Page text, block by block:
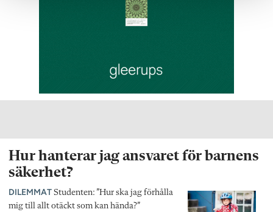
Hur hanterar jag ansvaret för barnens
säkerhet?
DILEMMAT Studenten: ”Hur ska jag förhålla
mig till allt otäckt som kan hända?”